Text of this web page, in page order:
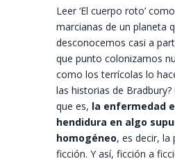
Leer ‘El cuerpo roto’
marcianas de un planeta
desconocemos casi a
que punto colonizamos
como los terrícolas lo
las historias de
que es, la enfermedad
hendidura en algo
homogéneo, es decir, la
ficción. Y así, ficción a